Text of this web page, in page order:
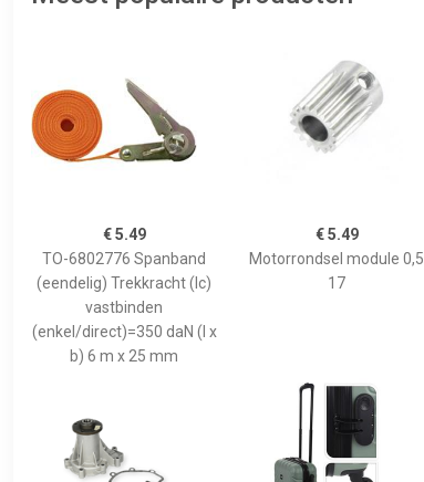
€ 5.49
TO-6802776 Spanband
(eendelig) Trekkracht (lc)
vastbinden
(enkel/direct)=350 daN (l x
b) 6 m x 25 mm
€ 5.49
Motorrondsel module 0,5
17